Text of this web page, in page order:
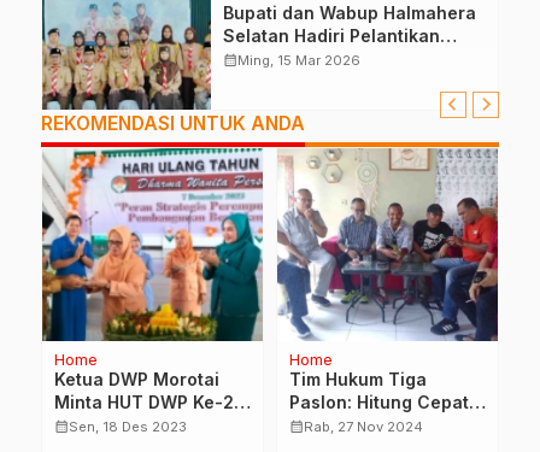
Bupati dan Wabup Halmahera
Selatan Hadiri Pelantikan
Mabiran Pramuka se-Kwarcab
calendar_monthMing, 15 Mar 2026
REKOMENDASI UNTUK ANDA
Home
Ketua DWP Morotai
Minta HUT DWP Ke-24
Dijadikan Bahan
calendar_monthSen, 18 Des 2023
Home
Tim Hukum Tiga
Paslon: Hitung Cepat
di Markas Sherly-
calendar_monthRab, 27 Nov 2024